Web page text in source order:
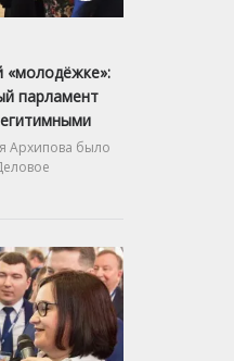
«молодёжке»:
парламент
Архипова было